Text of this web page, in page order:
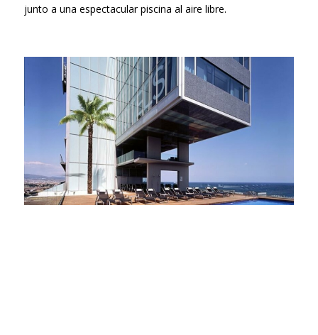
junto a una espectacular piscina al aire libre.